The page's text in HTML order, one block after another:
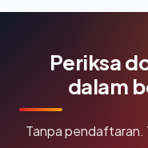
Periksa
dalam
Tanpa pendaftaran.